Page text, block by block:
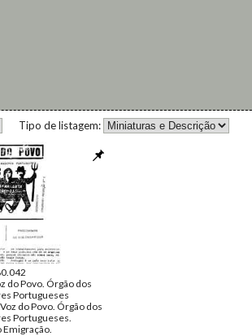
Tipo de listagem:
do Povo. Órgão dos
Portugueses
do Povo. Órgão dos
Portugueses.